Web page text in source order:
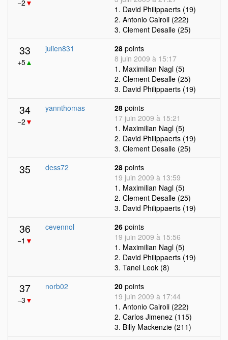
−2 ▼
1. David Philippaerts (19)
2. Antonio Cairoli (222)
3. Clement Desalle (25)
33
+5▲
julien831 28 points
8 juin 2009 à 15:17
1. Maximilian Nagl (5)
2. Clement Desalle (25)
3. David Philippaerts (19)
34
−2 ▼
yannthomas 28 points
17 juin 2009 à 15:21
1. Maximilian Nagl (5)
2. David Philippaerts (19)
3. Clement Desalle (25)
35 dess72 28 points
19 juin 2009 à 13:59
1. Maximilian Nagl (5)
2. Clement Desalle (25)
3. David Philippaerts (19)
36
−1 ▼
cevennol 26 points
19 juin 2009 à 15:56
1. Maximilian Nagl (5)
2. David Philippaerts (19)
3. Tanel Leok (8)
37
−3 ▼
norb02 20 points
19 juin 2009 à 17:44
1. Antonio Cairoli (222)
2. Carlos Jimenez (115)
3. Billy Mackenzie (211)